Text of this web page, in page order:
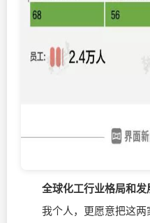
全球化工行业格局和发
我个人，更愿意把这两